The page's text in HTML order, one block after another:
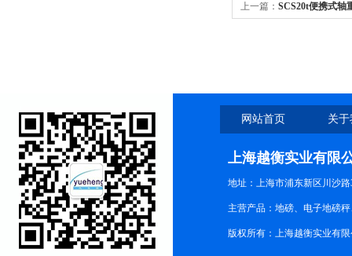
上一篇： SCS20t便携式轴
网站首页 关
上海越衡实业有限
地址：上海市浦东新区川沙路
主营产品：地磅、电子地磅
版权所有：上海越衡实业有